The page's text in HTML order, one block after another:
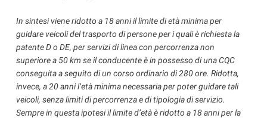
In sintesi viene ridotto a 18 anni il limite di età minima per
guidare veicoli del trasporto di persone per i quali è richiesta la
patente D o DE, per servizi di linea con percorrenza non
superiore a 50 km se il conducente è in possesso di una CQC
conseguita a seguito di un corso ordinario di 280 ore. Ridotta,
invece, a 20 anni l’età minima necessaria per poter guidare tali
veicoli, senza limiti di percorrenza e di tipologia di servizio.
Sempre in questa ipotesi il limite d’età è ridotto a 18 anni per la